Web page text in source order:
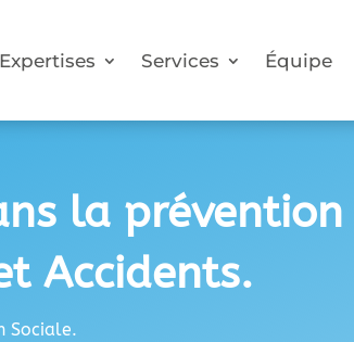
Expertises Services Équipe
la prévention
Accidents.
Sociale.